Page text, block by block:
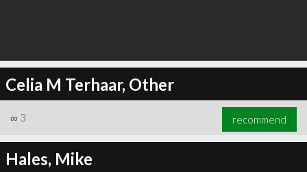
Celia M Terhaar, Other
∞ 3 recommend
Hales, Mike